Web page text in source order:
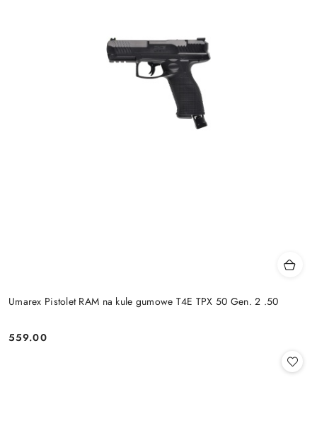
Umarex Pistolet RAM na kule gumowe T4E TPX 50 Gen. 2 .50
Cena:
559.00